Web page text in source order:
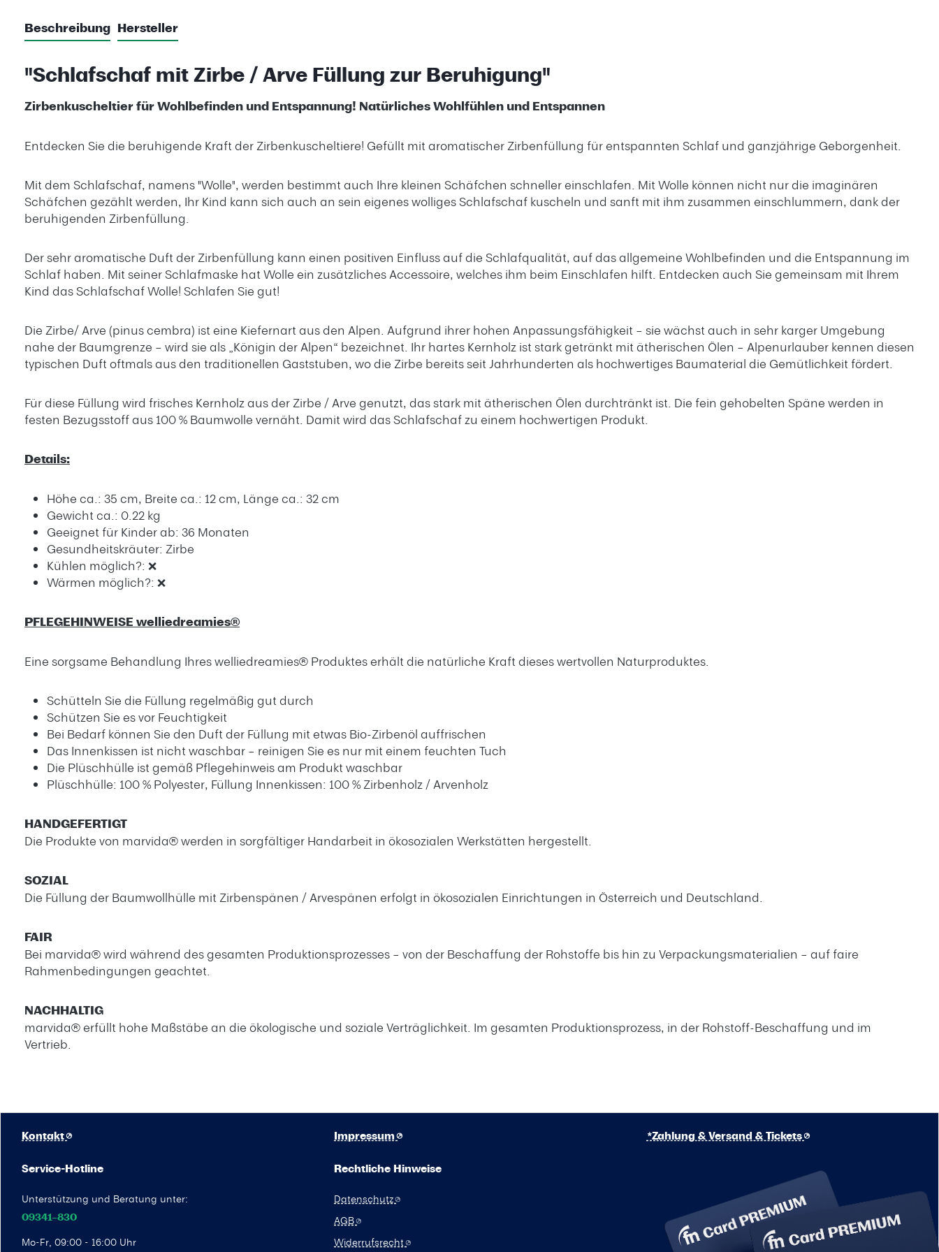
Beschreibung Hersteller
"Schlafschaf mit Zirbe / Arve Füllung zur Beruhigung"
Zirbenkuscheltier für Wohlbefinden und Entspannung! Natürliches Wohlfühlen und Entspannen
Entdecken Sie die beruhigende Kraft der Zirbenkuscheltiere! Gefüllt mit aromatischer Zirbenfüllung für entspannten Schlaf und ganzjährige Geborgenheit.
Mit dem Schlafschaf, namens "Wolle", werden bestimmt auch Ihre kleinen Schäfchen schneller einschlafen. Mit Wolle können nicht nur die imaginären
Schäfchen gezählt werden, Ihr Kind kann sich auch an sein eigenes wolliges Schlafschaf kuscheln und sanft mit ihm zusammen einschlummern, dank der
beruhigenden Zirbenfüllung.
Der sehr aromatische Duft der Zirbenfüllung kann einen positiven Einfluss auf die Schlafqualität, auf das allgemeine Wohlbefinden und die Entspannung im
Schlaf haben. Mit seiner Schlafmaske hat Wolle ein zusätzliches Accessoire, welches ihm beim Einschlafen hilft. Entdecken auch Sie gemeinsam mit Ihrem
Kind das Schlafschaf Wolle! Schlafen Sie gut!
Die Zirbe/ Arve (pinus cembra) ist eine Kiefernart aus den Alpen. Aufgrund ihrer hohen Anpassungsfähigkeit – sie wächst auch in sehr karger Umgebung
nahe der Baumgrenze – wird sie als „Königin der Alpen“ bezeichnet. Ihr hartes Kernholz ist stark getränkt mit ätherischen Ölen – Alpenurlauber kennen diesen
typischen Duft oftmals aus den traditionellen Gaststuben, wo die Zirbe bereits seit Jahrhunderten als hochwertiges Baumaterial die Gemütlichkeit fördert.
Für diese Füllung wird frisches Kernholz aus der Zirbe / Arve genutzt, das stark mit ätherischen Ölen durchtränkt ist. Die fein gehobelten Späne werden in
festen Bezugsstoff aus 100 % Baumwolle vernäht. Damit wird das Schlafschaf zu einem hochwertigen Produkt.
Details:
Höhe ca.: 35 cm, Breite ca.: 12 cm, Länge ca.: 32 cm
Gewicht ca.: 0.22 kg
Geeignet für Kinder ab: 36 Monaten
Gesundheitskräuter: Zirbe
Kühlen möglich?: ❌
Wärmen möglich?: ❌
PFLEGEHINWEISE welliedreamies®
Eine sorgsame Behandlung Ihres welliedreamies® Produktes erhält die natürliche Kraft dieses wertvollen Naturproduktes.
Schütteln Sie die Füllung regelmäßig gut durch
Schützen Sie es vor Feuchtigkeit
Bei Bedarf können Sie den Duft der Füllung mit etwas Bio-Zirbenöl auffrischen
Das Innenkissen ist nicht waschbar – reinigen Sie es nur mit einem feuchten Tuch
Die Plüschhülle ist gemäß Pflegehinweis am Produkt waschbar
Plüschhülle: 100 % Polyester, Füllung Innenkissen: 100 % Zirbenholz / Arvenholz
HANDGEFERTIGT
Die Produkte von marvida® werden in sorgfältiger Handarbeit in ökosozialen Werkstätten hergestellt.
SOZIAL
Die Füllung der Baumwollhülle mit Zirbenspänen / Arvespänen erfolgt in ökosozialen Einrichtungen in Österreich und Deutschland.
FAIR
Bei marvida® wird während des gesamten Produktionsprozesses – von der Beschaffung der Rohstoffe bis hin zu Verpackungsmaterialien – auf faire
Rahmenbedingungen geachtet.
NACHHALTIG
marvida® erfüllt hohe Maßstäbe an die ökologische und soziale Verträglichkeit. Im gesamten Produktionsprozess, in der Rohstoff-Beschaffung und im
Vertrieb.
Service-Hotline
Unterstützung und Beratung unter:
09341–830
Mo-Fr, 09:00 - 16:00 Uhr
Kontakt Impressum *Zahlung & Versand & Tickets
Rechtliche Hinweise
Datenschutz
AGB
Widerrufsrecht